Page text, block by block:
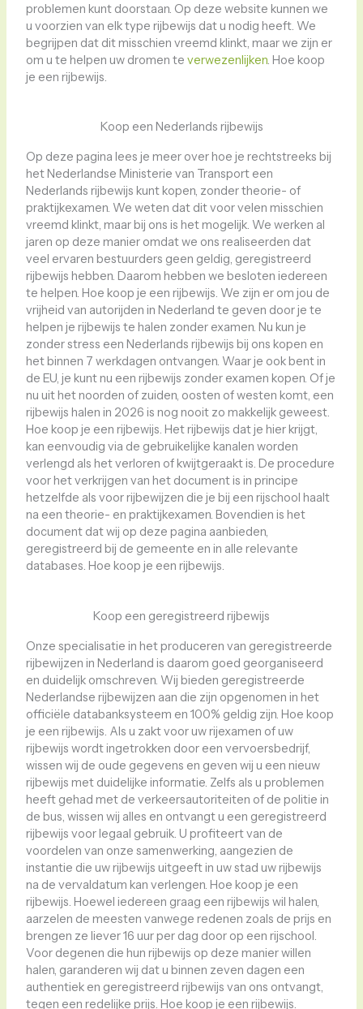
problemen kunt doorstaan. Op deze website kunnen we
u voorzien van elk type rijbewijs dat u nodig heeft. We
begrijpen dat dit misschien vreemd klinkt, maar we zijn er
om u te helpen uw dromen teverwezenlijken. Hoe koop
je een rijbewijs.
Koop een Nederlands rijbewijs
Op deze pagina lees je meer over hoe je rechtstreeks bij
het Nederlandse Ministerie van Transport een
Nederlands rijbewijs kunt kopen, zonder theorie- of
praktijkexamen. We weten dat dit voor velen misschien
vreemd klinkt, maar bij ons is het mogelijk. We werken al
jaren op deze manier omdat we ons realiseerden dat
veel ervaren bestuurders geen geldig, geregistreerd
rijbewijs hebben. Daarom hebben we besloten iedereen
te helpen. Hoe koop je een rijbewijs. We zijn er om jou de
vrijheid van autorijden in Nederland te geven door je te
helpen je rijbewijs te halen zonder examen. Nu kun je
zonder stress een Nederlands rijbewijs bij ons kopen en
het binnen 7 werkdagen ontvangen. Waar je ook bent in
de EU, je kunt nu een rijbewijs zonder examen kopen. Of je
nu uit het noorden of zuiden, oosten of westen komt, een
rijbewijs halen in 2026 is nog nooit zo makkelijk geweest.
Hoe koop je een rijbewijs. Het rijbewijs dat je hier krijgt,
kan eenvoudig via de gebruikelijke kanalen worden
verlengd als het verloren of kwijtgeraakt is. De procedure
voor het verkrijgen van het document is in principe
hetzelfde als voor rijbewijzen die je bij een rijschool haalt
na een theorie- en praktijkexamen. Bovendien is het
document dat wij op deze pagina aanbieden,
geregistreerd bij de gemeente en in alle relevante
databases. Hoe koop je een rijbewijs.
Koop een geregistreerd rijbewijs
Onze specialisatie in het produceren van geregistreerde
rijbewijzen in Nederland is daarom goed georganiseerd
en duidelijk omschreven. Wij bieden geregistreerde
Nederlandse rijbewijzen aan die zijn opgenomen in het
officiële databanksysteem en 100% geldig zijn. Hoe koop
je een rijbewijs. Als u zakt voor uw rijexamen of uw
rijbewijs wordt ingetrokken door een vervoersbedrijf,
wissen wij de oude gegevens en geven wij u een nieuw
rijbewijs met duidelijke informatie. Zelfs als u problemen
heeft gehad met de verkeersautoriteiten of de politie in
de bus, wissen wij alles en ontvangt u een geregistreerd
rijbewijs voor legaal gebruik. U profiteert van de
voordelen van onze samenwerking, aangezien de
instantie die uw rijbewijs uitgeeft in uw stad uw rijbewijs
na de vervaldatum kan verlengen. Hoe koop je een
rijbewijs. Hoewel iedereen graag een rijbewijs wil halen,
aarzelen de meesten vanwege redenen zoals de prijs en
brengen ze liever 16 uur per dag door op een rijschool.
Voor degenen die hun rijbewijs op deze manier willen
halen, garanderen wij dat u binnen zeven dagen een
authentiek en geregistreerd rijbewijs van ons ontvangt,
tegen een redelijke prijs. Hoe koop je een rijbewijs.